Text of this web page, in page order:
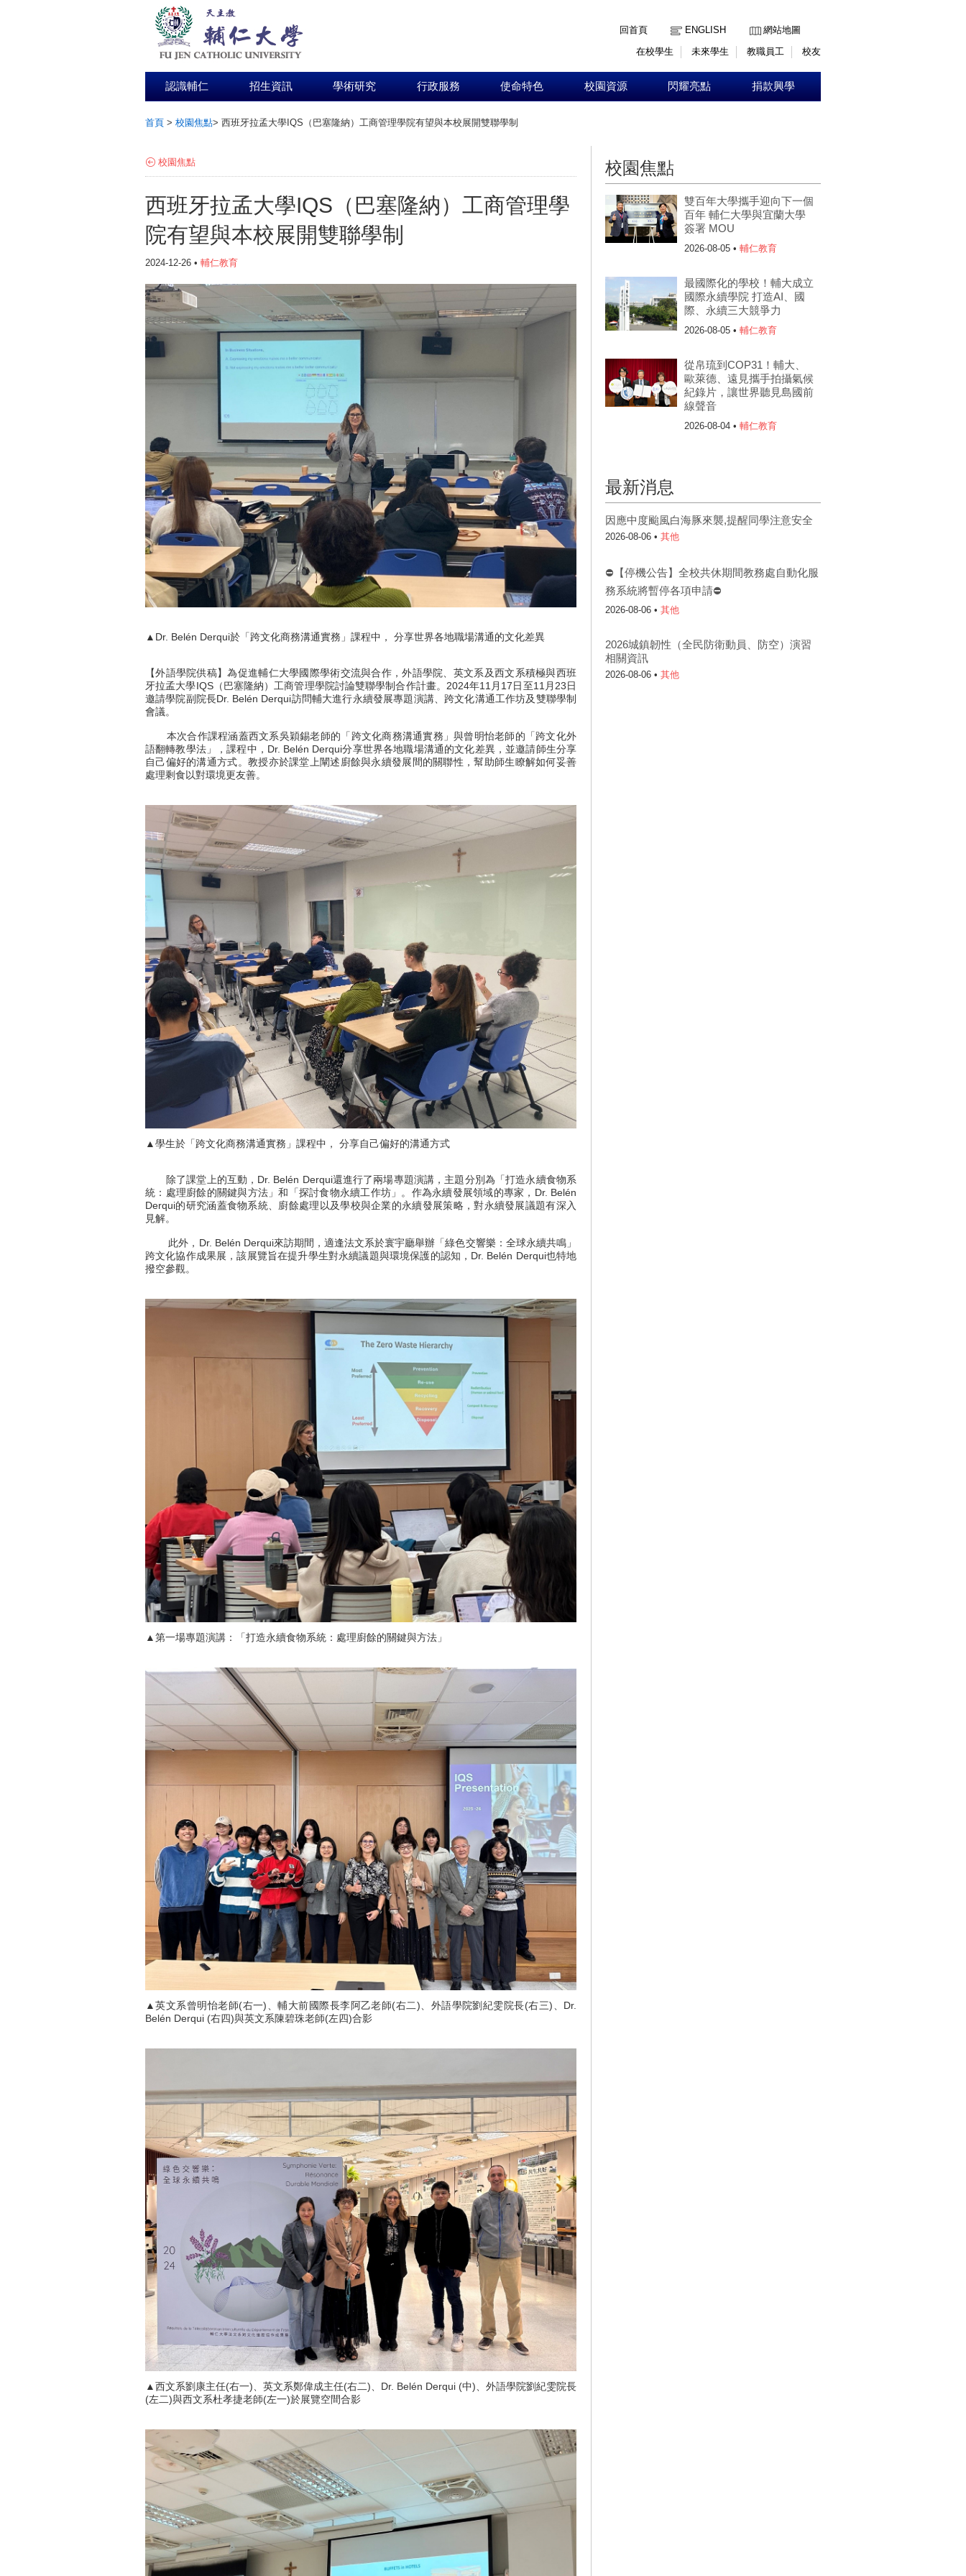
回首頁
ENGLISH
網站地圖
在校學生
未來學生 教職員工 校友
認識輔仁 招生資訊 學術研究 行政服務 使命特色 校園資源 閃耀亮點 捐款興學
首頁 > 校園焦點> 西班牙拉孟大學IQS（巴塞隆納）工商管理學院有望與本校展開雙聯學制
校園焦點
西班牙拉孟大學IQS（巴塞隆納）工商管理學
院有望與本校展開雙聯學制
2024-12-26 • 輔仁教育
▲Dr. Belén Derqui於「跨文化商務溝通實務」課程中， 分享世界各地職場溝通的文化差異
【外語學院供稿】為促進輔仁大學國際學術交流與合作，外語學院、英文系及西文系積極與西班
牙拉孟大學IQS（巴塞隆納）工商管理學院討論雙聯學制合作計畫。2024年11月17日至11月23日
邀請學院副院長Dr. Belén Derqui訪問輔大進行永續發展專題演講、跨文化溝通工作坊及雙聯學制
會議。
本次合作課程涵蓋西文系吳穎錫老師的「跨文化商務溝通實務」與曾明怡老師的「跨文化外
語翻轉教學法」，課程中，Dr. Belén Derqui分享世界各地職場溝通的文化差異，並邀請師生分享
自己偏好的溝通方式。教授亦於課堂上闡述廚餘與永續發展間的關聯性，幫助師生瞭解如何妥善
處理剩食以對環境更友善。
▲學生於「跨文化商務溝通實務」課程中， 分享自己偏好的溝通方式
除了課堂上的互動，Dr. Belén Derqui還進行了兩場專題演講，主題分別為「打造永續食物系
統：處理廚餘的關鍵與方法」和「探討食物永續工作坊」。作為永續發展領域的專家，Dr. Belén
Derqui的研究涵蓋食物系統、廚餘處理以及學校與企業的永續發展策略，對永續發展議題有深入
見解。
此外，Dr. Belén Derqui來訪期間，適逢法文系於寰宇廳舉辦「綠色交響樂：全球永續共鳴」
跨文化協作成果展，該展覽旨在提升學生對永續議題與環境保護的認知，Dr. Belén Derqui也特地
撥空參觀。
▲第一場專題演講：「打造永續食物系統：處理廚餘的關鍵與方法」
▲英文系曾明怡老師(右一)、輔大前國際長李阿乙老師(右二)、外語學院劉紀雯院長(右三)、Dr.
Belén Derqui (右四)與英文系陳碧珠老師(左四)合影
▲西文系劉康主任(右一)、英文系鄭偉成主任(右二)、Dr. Belén Derqui (中)、外語學院劉紀雯院長
(左二)與西文系杜孝捷老師(左一)於展覽空間合影
校園焦點
雙百年大學攜手迎向下一個
百年 輔仁大學與宜蘭大學
簽署 MOU
2026-08-05 • 輔仁教育
最國際化的學校！輔大成立
國際永續學院 打造AI、國
際、永續三大競爭力
2026-08-05 • 輔仁教育
從帛琉到COP31！輔大、
歐萊德、遠見攜手拍攝氣候
紀錄片，讓世界聽見島國前
線聲音
2026-08-04 • 輔仁教育
最新消息
因應中度颱風白海豚來襲,提醒同學注意安全
2026-08-06 • 其他
⛔【停機公告】全校共休期間教務處自動化服
務系統將暫停各項申請⛔
2026-08-06 • 其他
2026城鎮韌性（全民防衛動員、防空）演習
相關資訊
2026-08-06 • 其他